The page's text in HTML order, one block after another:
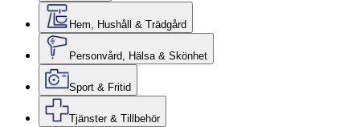
Hem, Hushåll & Trädgård
Personvård, Hälsa & Skönhet
Sport & Fritid
Tjänster & Tillbehör